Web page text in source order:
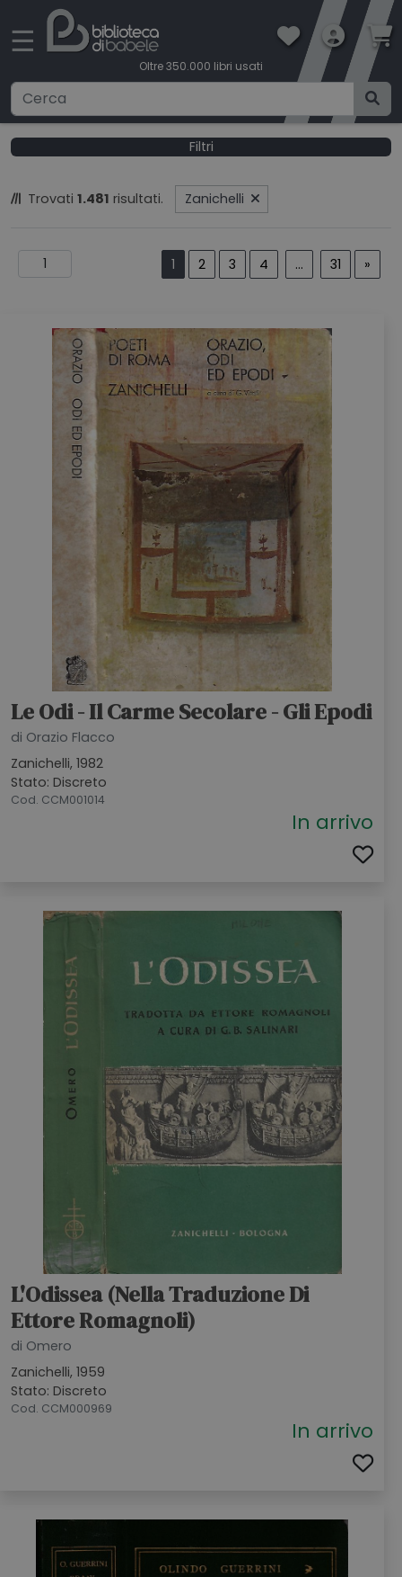
☰
Oltre 350.000 libri usati
Ricerca avanzata
BOOKLOVERS CARD
SPEDIZIONI
CONTATTI
Filtri
Trovati 1.481 risultati. Zanichelli
1 2 3 4 ... 31 »
Le Odi - Il Carme Secolare - Gli Epodi
di Orazio Flacco
Zanichelli, 1982
Stato: Discreto
Cod. CCM001014
In arrivo
L'Odissea (nella Traduzione Di
Ettore Romagnoli)
di Omero
Zanichelli, 1959
Stato: Discreto
Cod. CCM000969
In arrivo